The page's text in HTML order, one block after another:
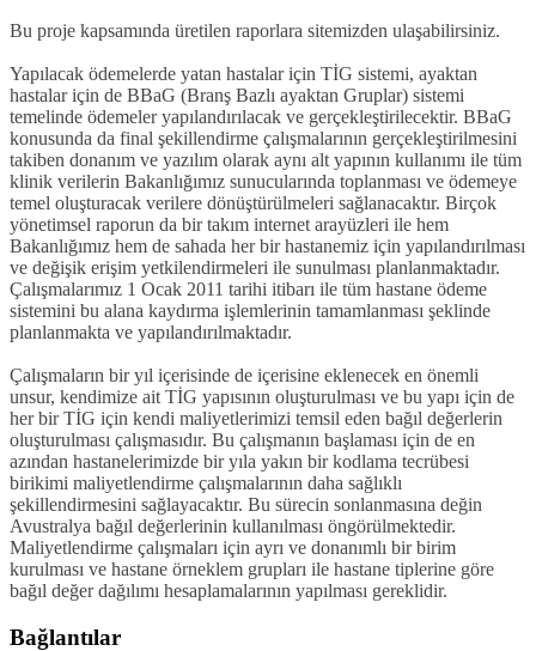
Bu proje kapsamında üretilen raporlara sitemizden ulaşabilirsiniz.
Yapılacak ödemelerde yatan hastalar için TİG sistemi, ayaktan
hastalar için de BBaG (Branş Bazlı ayaktan Gruplar) sistemi
temelinde ödemeler yapılandırılacak ve gerçekleştirilecektir. BBaG
konusunda da final şekillendirme çalışmalarının gerçekleştirilmesini
takiben donanım ve yazılım olarak aynı alt yapının kullanımı ile tüm
klinik verilerin Bakanlığımız sunucularında toplanması ve ödemeye
temel oluşturacak verilere dönüştürülmeleri sağlanacaktır. Birçok
yönetimsel raporun da bir takım internet arayüzleri ile hem
Bakanlığımız hem de sahada her bir hastanemiz için yapılandırılması
ve değişik erişim yetkilendirmeleri ile sunulması planlanmaktadır.
Çalışmalarımız 1 Ocak 2011 tarihi itibarı ile tüm hastane ödeme
sistemini bu alana kaydırma işlemlerinin tamamlanması şeklinde
planlanmakta ve yapılandırılmaktadır.
Çalışmaların bir yıl içerisinde de içerisine eklenecek en önemli
unsur, kendimize ait TİG yapısının oluşturulması ve bu yapı için de
her bir TİG için kendi maliyetlerimizi temsil eden bağıl değerlerin
oluşturulması çalışmasıdır. Bu çalışmanın başlaması için de en
azından hastanelerimizde bir yıla yakın bir kodlama tecrübesi
birikimi maliyetlendirme çalışmalarının daha sağlıklı
şekillendirmesini sağlayacaktır. Bu sürecin sonlanmasına değin
Avustralya bağıl değerlerinin kullanılması öngörülmektedir.
Maliyetlendirme çalışmaları için ayrı ve donanımlı bir birim
kurulması ve hastane örneklem grupları ile hastane tiplerine göre
bağıl değer dağılımı hesaplamalarının yapılması gereklidir.
Bağlantılar